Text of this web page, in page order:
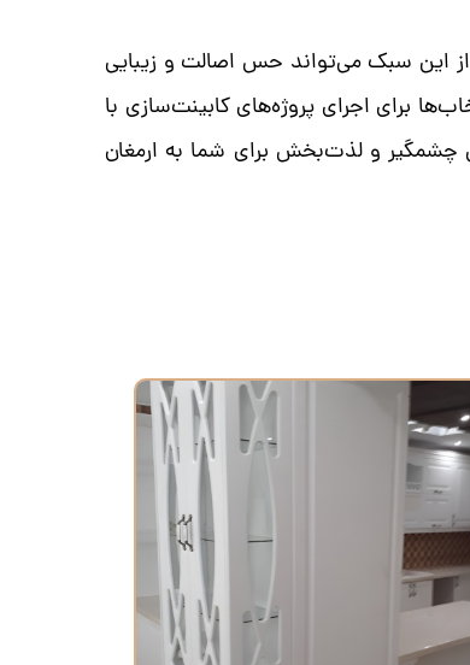
از این سبک‌ می‌تواند حس اصالت و زیبایی
برای اجرای پروژه‌های کابینت‌سازی با
چشمگیر و لذت‌بخش برای شما به ارمغان